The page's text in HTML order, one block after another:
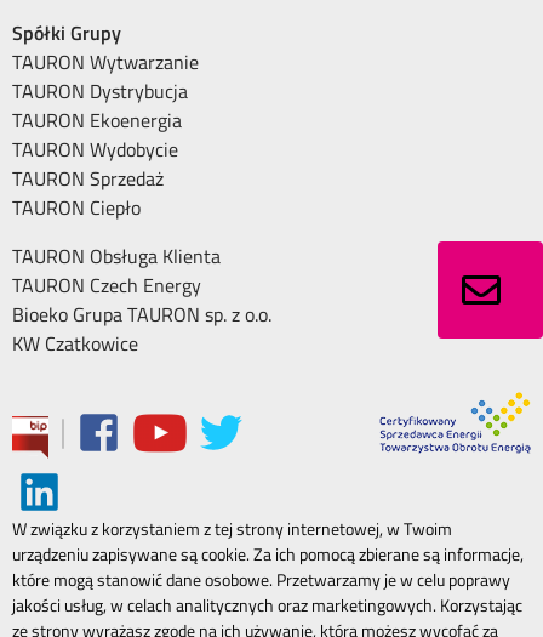
Spółki Grupy
TAURON Wytwarzanie
TAURON Dystrybucja
TAURON Ekoenergia
TAURON Wydobycie
TAURON Sprzedaż
TAURON Ciepło
TAURON Obsługa Klienta
TAURON Czech Energy
Bioeko Grupa TAURON sp. z o.o.
KW Czatkowice
|
W związku z korzystaniem z tej strony internetowej, w Twoim
urządzeniu zapisywane są cookie. Za ich pomocą zbierane są informacje,
które mogą stanowić dane osobowe. Przetwarzamy je w celu poprawy
jakości usług, w celach analitycznych oraz marketingowych. Korzystając
ze strony wyrażasz zgodę na ich używanie, którą możesz wycofać za